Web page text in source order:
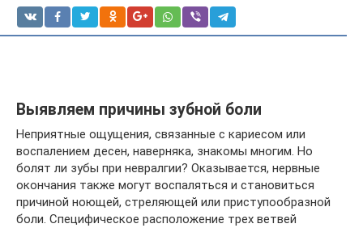
Выявляем причины зубной боли
Неприятные ощущения, связанные с кариесом или
воспалением десен, наверняка, знакомы многим. Но
болят ли зубы при невралгии? Оказывается, нервные
окончания также могут воспаляться и становиться
причиной ноющей, стреляющей или приступообразной
боли. Специфическое расположение трех ветвей